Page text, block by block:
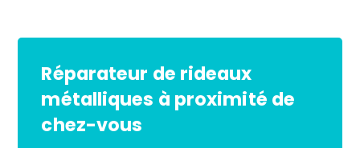
Réparateur de rideaux
métalliques à proximité de
chez-vous